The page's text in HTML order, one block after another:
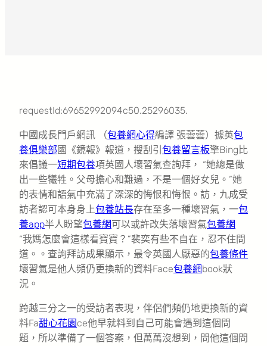
requestId:69652992094c50.25296035.
中國成長門戶網訊 （包養網心得編譯 張蕓蕓）據英包
養俱樂部國《鏡報》報道，搜刮引 包養留言板擎Bing比
來倡議一短期包養項英國人壞習氣查詢拜， “她總是做
出一些犧牲。父母擔心和難過，不是一個好女兒。”她
的表情和語氣中充滿了深深的悔恨和悔恨。訪，九成受
訪者認可本身身上包養站長存在至多一種壞習氣，一包
養app半人盼望包養網可以或許改失落壞習氣包養網
“我媽怎麼會這樣看寶寶？”裴奕有些不自在，忍不住問
道。。查詢拜訪成果顯示，最令英國人厭惡的包養條件
壞習氣是他人頻仍更換新的資料Face包養網book狀
況。
跨越三分之一的受訪者表現，伴侶們頻仍地更換新的資
料Fa甜心花園ce他早就料到自己可能會遇到這個問
題，所以準備了一個答案，但萬萬沒想到，問他這個問